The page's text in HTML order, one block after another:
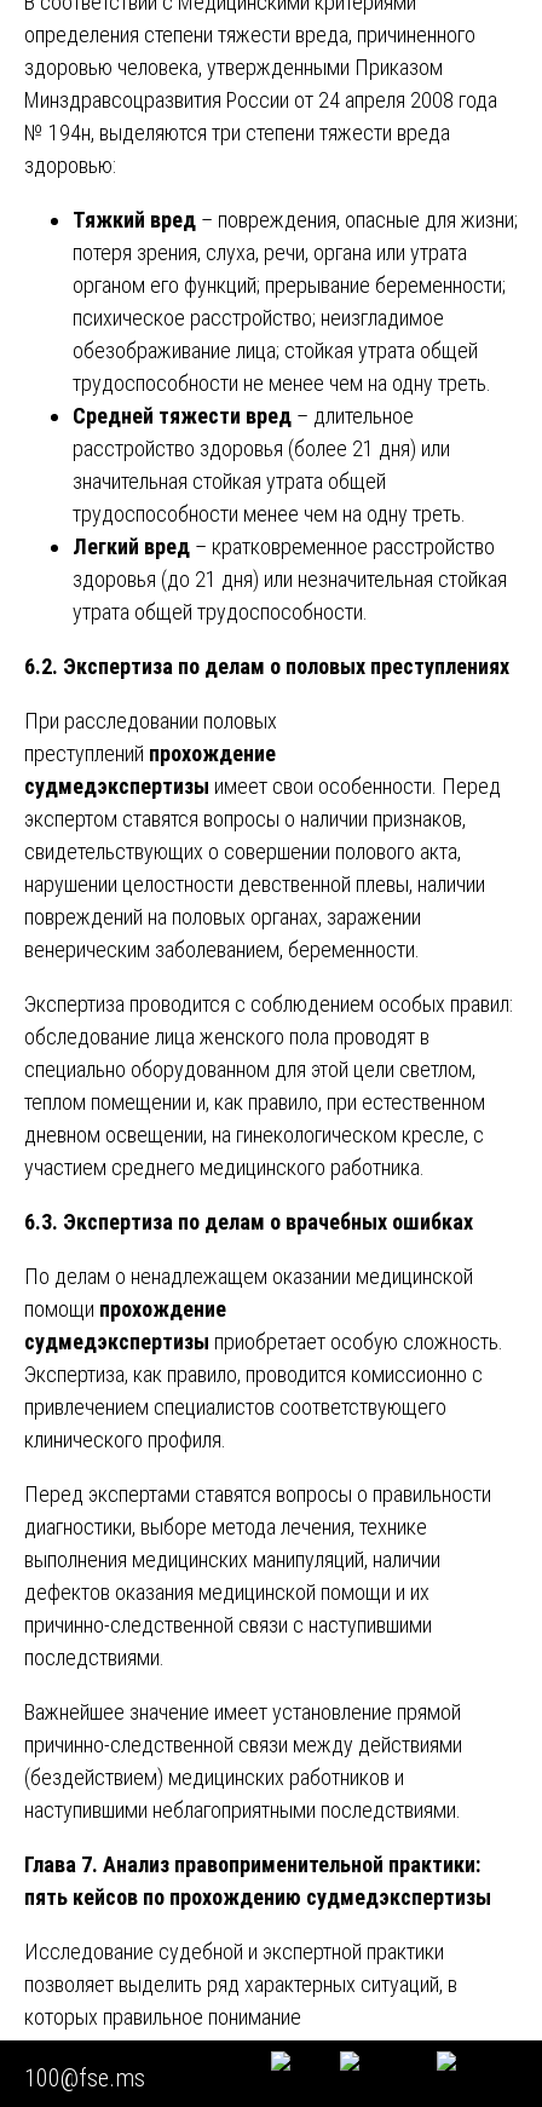
определения степени тяжести вреда, причиненного
здоровью человека, утвержденными Приказом
Минздравсоцразвития России от 24 апреля 2008 года
№ 194н, выделяются три степени тяжести вреда
здоровью:
Тяжкий вред – повреждения, опасные для жизни;
потеря зрения, слуха, речи, органа или утрата
органом его функций; прерывание беременности;
психическое расстройство; неизгладимое
обезображивание лица; стойкая утрата общей
трудоспособности не менее чем на одну треть.
Средней тяжести вред – длительное
расстройство здоровья (более 21 дня) или
значительная стойкая утрата общей
трудоспособности менее чем на одну треть.
Легкий вред – кратковременное расстройство
здоровья (до 21 дня) или незначительная стойкая
утрата общей трудоспособности.
6.2. Экспертиза по делам о половых преступлениях
При расследовании половых
преступлений прохождение
судмедэкспертизы имеет свои особенности. Перед
экспертом ставятся вопросы о наличии признаков,
свидетельствующих о совершении полового акта,
нарушении целостности девственной плевы, наличии
повреждений на половых органах, заражении
венерическим заболеванием, беременности.
Экспертиза проводится с соблюдением особых правил:
обследование лица женского пола проводят в
специально оборудованном для этой цели светлом,
теплом помещении и, как правило, при естественном
дневном освещении, на гинекологическом кресле, с
участием среднего медицинского работника.
6.3. Экспертиза по делам о врачебных ошибках
По делам о ненадлежащем оказании медицинской
помощи прохождение
судмедэкспертизы приобретает особую сложность.
Экспертиза, как правило, проводится комиссионно с
привлечением специалистов соответствующего
клинического профиля.
Перед экспертами ставятся вопросы о правильности
диагностики, выборе метода лечения, технике
выполнения медицинских манипуляций, наличии
дефектов оказания медицинской помощи и их
причинно-следственной связи с наступившими
последствиями.
Важнейшее значение имеет установление прямой
причинно-следственной связи между действиями
(бездействием) медицинских работников и
наступившими неблагоприятными последствиями.
Глава 7. Анализ правоприменительной практики:
пять кейсов по прохождению судмедэкспертизы
Исследование судебной и экспертной практики
позволяет выделить ряд характерных ситуаций, в
которых правильное понимание
процедурыпрохождения судмедэкспертизыимело
определяющее значение для исхода дела.
100@fse.ms